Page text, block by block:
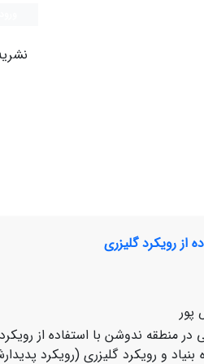
از رویکرد گلیزری
پور
در منطقه ندوشن با استفاده از
و رویکرد گلیزری (رویکرد